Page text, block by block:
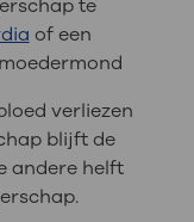
te
of een
verliezen
blijft de
andere helft